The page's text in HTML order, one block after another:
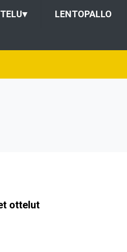
▾ LENTOPALLO
ottelut